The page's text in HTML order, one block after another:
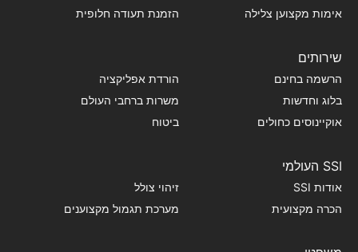
אימות מקצוען צלילה
הזמנת תעודה חלופית
שירותים
הרשמה בחינם
הורדת אפליקציה
בלוג וחדשות
משרות ברחבי העולם
אוקיינוסים כחולים
ביטוח
SSI העולמי
אודות SSI
זיהוי צולל
הכרה מקצועית
מערכת תגמול מקצוענים